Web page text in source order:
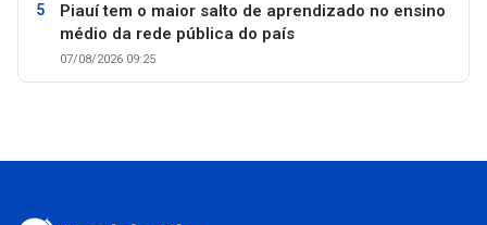
Piauí tem o maior salto de aprendizado no ensino
médio da rede pública do país
07/08/2026 09:25